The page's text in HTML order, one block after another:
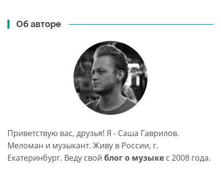
Об авторе
Приветствую вас, друзья! Я - Саша Гаврилов.
Меломан и музыкант. Живу в России, г.
Екатеринбург. Веду свой блог о музыке c 2008 года.